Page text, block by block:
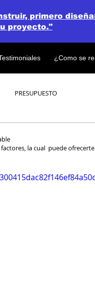
¿Como se
primero
proyecto."
PRESUPUESTO
la cual  puede